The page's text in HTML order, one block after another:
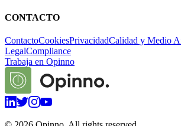
CONTACTO
ContactoCookiesPrivacidadCalidad y Medio
LegalCompliance
Trabaja en Opinno